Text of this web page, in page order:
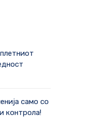
само со
контрола!